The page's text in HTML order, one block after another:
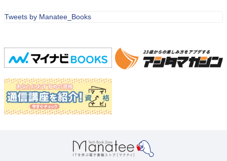
Tweets by Manatee_Books